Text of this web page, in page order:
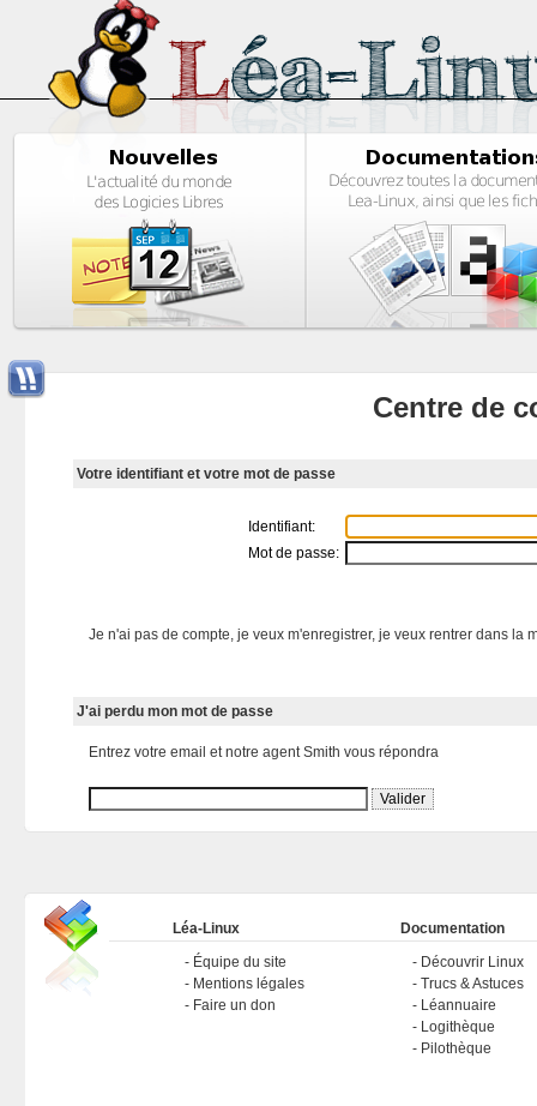
Centre de
Votre identifiant et votre mot de passe
Identifiant:
Mot de passe:
Je n'ai pas de compte, je veux m'enregistrer, je veux rentrer dans la
J'ai perdu mon mot de passe
Entrez votre email et notre agent Smith vous répondra
Léa-Linux
Équipe du site
Mentions légales
Faire un don
Documentation
Découvrir Linux
Trucs & Astuces
Léannuaire
Logithèque
Pilothèque